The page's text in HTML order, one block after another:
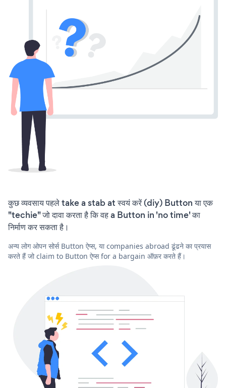
कुछ व्यवसाय पहले take a stab at स्वयं करें (diy) Button या एक
"techie" जो दावा करता है कि वह a Button in 'no time' का
निर्माण कर सकता है।
अन्य लोग ओपन सोर्स Button ऐप्स, या companies abroad ढूंढने का प्रयास
करते हैं जो claim to Button ऐप्स for a bargain ऑफ़र करते हैं।